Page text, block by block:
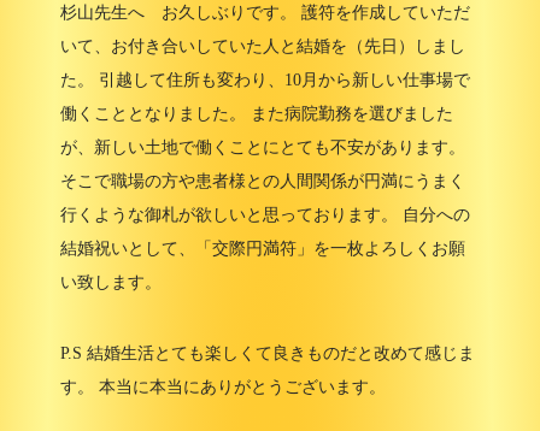
杉山先生へ お久しぶりです。 護符を作成していただ
いて、お付き合いしていた人と結婚を（先日）しまし
た。 引越して住所も変わり、10月から新しい仕事場で
働くこととなりました。 また病院勤務を選びました
が、新しい土地で働くことにとても不安があります。
そこで職場の方や患者様との人間関係が円満にうまく
行くような御札が欲しいと思っております。 自分への
結婚祝いとして、「交際円満符」を一枚よろしくお願
い致します。
P.S 結婚生活とても楽しくて良きものだと改めて感じま
す。 本当に本当にありがとうございます。